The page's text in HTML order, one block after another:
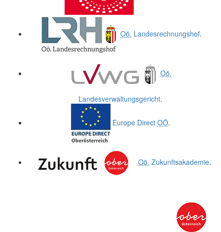
Oö. Landesrechnungshof.
Oö.
Landesverwaltungsgericht.
Europe Direct OÖ.
Oö. Zukunftsakademie.